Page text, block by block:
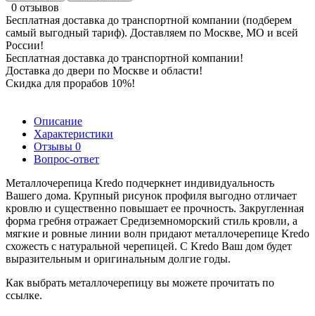
0 отзывов
Бесплатная доставка до транспортной компании (подберем
самый выгодный тариф). Доставляем по Москве, МО и всей
России!
Бесплатная доставка до транспортной компании!
Доставка до двери по Москве и области!
Скидка для прорабов 10%!
Описание
Характеристики
Отзывы 0
Вопрос-ответ
Металлочерепица Kredo подчеркнет индивидуальность
Вашего дома. Крупный рисунок профиля выгодно отличает
кровлю и существенно повышает ее прочность. Закругленная
форма гребня отражает Средиземноморский стиль кровли, а
мягкие и ровные линии волн придают металлочерепице Kredo
схожесть с натуральной черепицей. С Kredo Ваш дом будет
выразительным и оригинальным долгие годы.
Как выбрать металлочерепицу вы можете прочитать по
ссылке.